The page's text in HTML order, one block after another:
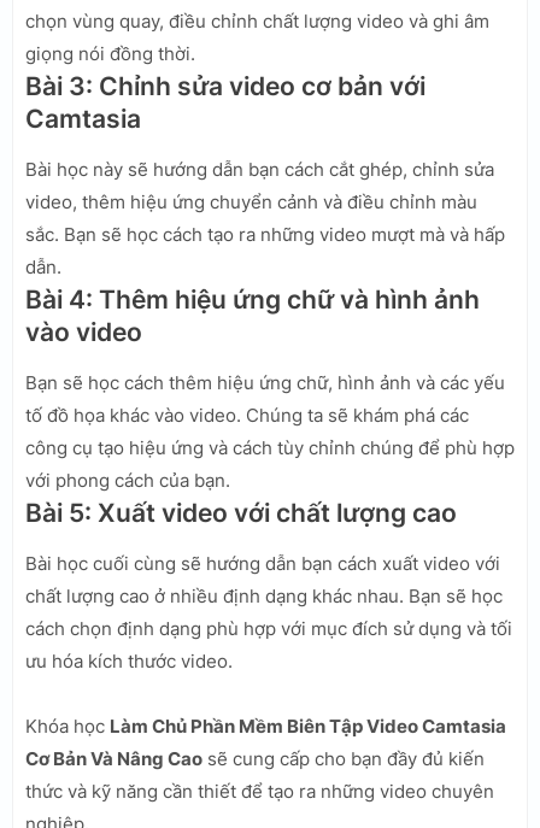
chọn vùng quay, điều chỉnh chất lượng video và ghi âm
giọng nói đồng thời.
Bài 3: Chỉnh sửa video cơ bản với
Camtasia
Bài học này sẽ hướng dẫn bạn cách cắt ghép, chỉnh sửa
video, thêm hiệu ứng chuyển cảnh và điều chỉnh màu
sắc. Bạn sẽ học cách tạo ra những video mượt mà và hấp
dẫn.
Bài 4: Thêm hiệu ứng chữ và hình ảnh
vào video
Bạn sẽ học cách thêm hiệu ứng chữ, hình ảnh và các yếu
tố đồ họa khác vào video. Chúng ta sẽ khám phá các
công cụ tạo hiệu ứng và cách tùy chỉnh chúng để phù hợp
với phong cách của bạn.
Bài 5: Xuất video với chất lượng cao
Bài học cuối cùng sẽ hướng dẫn bạn cách xuất video với
chất lượng cao ở nhiều định dạng khác nhau. Bạn sẽ học
cách chọn định dạng phù hợp với mục đích sử dụng và tối
ưu hóa kích thước video.
Khóa học Làm Chủ Phần Mềm Biên Tập Video Camtasia
Cơ Bản Và Nâng Cao sẽ cung cấp cho bạn đầy đủ kiến
thức và kỹ năng cần thiết để tạo ra những video chuyên